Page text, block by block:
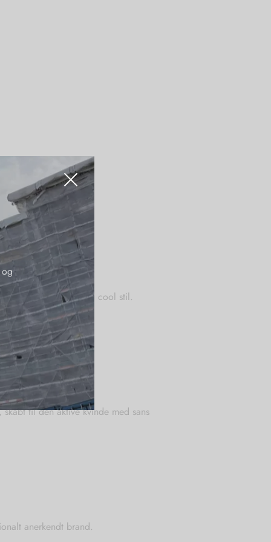
med en rå og cool stil.
lethed.
skabt til den aktive kvinde med sans
anerkendt brand.